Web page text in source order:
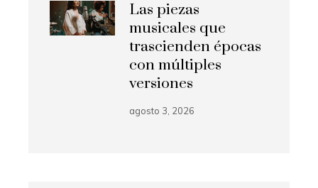
Las piezas
musicales que
trascienden épocas
con múltiples
versiones
agosto 3, 2026